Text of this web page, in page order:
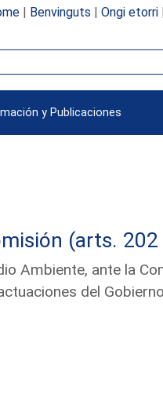
| Benvinguts | Ongi etorri|
y Publicaciones
(arts. 202
Ambiente, ante la
del